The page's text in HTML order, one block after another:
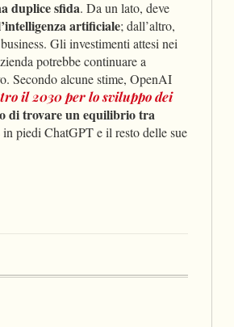
duplice sfida. Da un lato, deve
artificiale; dall’altro,
Gli investimenti attesi nei
potrebbe continuare a
Secondo alcune stime, OpenAI
il 2030 per lo sviluppo dei
di trovare un equilibrio tra
in piedi ChatGPT e il resto delle sue